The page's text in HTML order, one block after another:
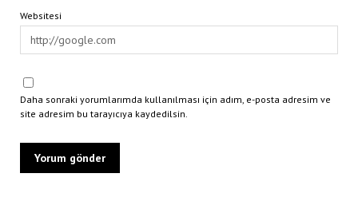
Websitesi
Daha sonraki yorumlarımda kullanılması için adım, e-posta adresim ve
site adresim bu tarayıcıya kaydedilsin.